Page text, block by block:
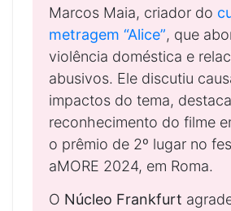
Marcos Maia, criador do
metragem “Alice”, que
violência doméstica e
abusivos. Ele discutiu
impactos do tema,
reconhecimento do filme
o prêmio de 2º lugar no
aMORE 2024, em Roma.
O Núcleo Frankfurt